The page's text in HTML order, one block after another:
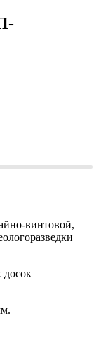
винтовой,
досок